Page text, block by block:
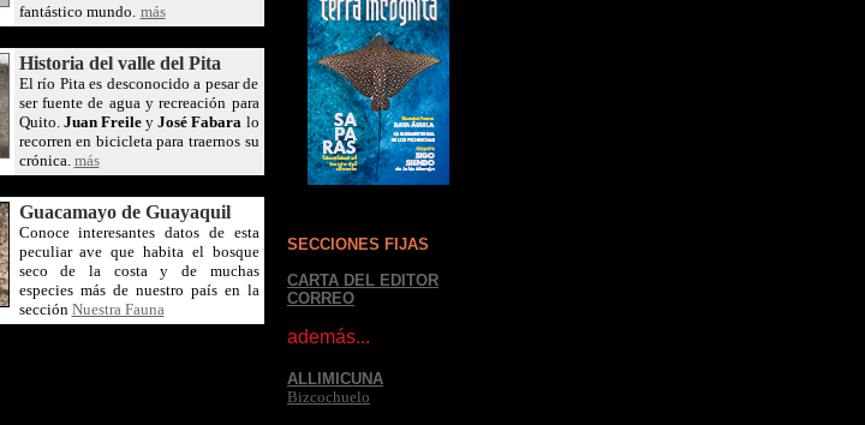
fantástico mundo. más
Historia del valle del Pita
El río Pita es desconocido a pesar de
ser fuente de agua y recreación para
Quito. Juan FreileyJosé Fabara lo
recorren en bicicleta para traernos su
crónica. más
Guacamayo de Guayaquil
Conoce interesantes datos de esta
peculiar ave que habita el bosque
seco de la costa y de muchas
especies más de nuestro país en la
sección Nuestra Fauna
SECCIONES FIJAS
CARTA DEL EDITOR
CORREO
además...
ALLIMICUNA
Bizcochuelo